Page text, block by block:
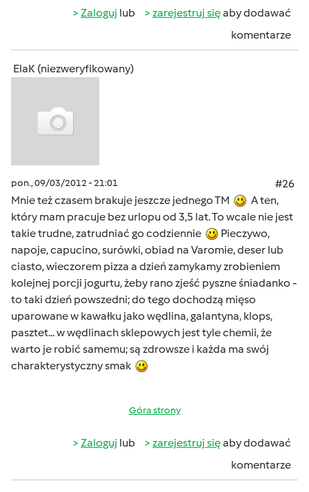
Zaloguj lub zarejestruj sięaby dodawać
komentarze
ElaK (niezweryfikowany)
pon., 09/03/2012 - 21:01
#26
Mnie też czasem brakuje jeszcze jednego TM
A ten,
który mam pracuje bez urlopu od 3,5 lat. To wcale nie jest
takie trudne, zatrudniać go codziennie
Pieczywo,
napoje, capucino, surówki, obiad na Varomie, deser lub
ciasto, wieczorem pizza a dzień zamykamy zrobieniem
kolejnej porcji jogurtu, żeby rano zjeść pyszne śniadanko -
to taki dzień powszedni; do tego dochodzą mięso
uparowane w kawałku jako wędlina, galantyna, klops,
pasztet... w wędlinach sklepowych jest tyle chemii, że
warto je robić samemu; są zdrowsze i każda ma swój
charakterystyczny smak
Góra strony
Zaloguj lub zarejestruj sięaby dodawać
komentarze